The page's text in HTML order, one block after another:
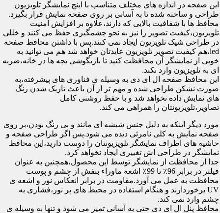
این صفحه در اندازه های مختلف متناسب با اینچ نمایشگر تلویزیون
طراحی و ساخته شده تا به آسانی بر روی صفحه نمایش قرار بگیرد.
محافظ ها با شفافیت بالایی که دارند،علاوه بر افزایش امنیت
تلویزیون،کیفیت تصویر را نیز به نحو چشمگیری حفظ می کنند و خللی
در طراحی شیک تلویزیون ایجاد نمی کنند.پس با داشتن محافظ صفحه
led،هم کیفیت تصویر تلویزیون عایدتان خواهد شد هم می توانید به
خوبی از نمایشگر آن محافظت کنید تا بازیگوشی بچه ها در خانه،ضربه
ای به تلویزیون وارد نکند.
این محافظ صفحه ال ای دی به وسیله ی فناوری های پیشرفته،به
صورت نشکن طراحی شده و مهم تر از آن باعث تاریک شدن رنگ
های نمایش داده نخواهد شد و با حفظ روشنی کامل
تصاویر،تلویزیونتان را همراهی می کند.
مورد دیگر اینکه به دلیل جنس شیشه ای مانند و بی رنگ بودن،بر روی
صفحه نمایش به کلی نامرئی دیده می شود.پس اگر طراحی صفحه و
حاشیه های اطراف نمایشگر تلویزیونتان را دوست دارید،این محافظ
نمایشگر در طراحی اش تغییری ایجاد نخواهد کرد.
جدا از محافظت از نمایشگر توسط این محصول،همچنین به عنوان
فیلتر در برابر 96٪ تا 99٪ اشعه ماوراء بنفش از چشم و پوست
محافظت به عمل می آورد.مقاومت در برابر انعکاس نور و اشعه ی
UV برخوردارند و هنگام استفاده در محیط های پر نور،فشاری به
چشم وارد نمی کند.
محافظ پنل ال ای دی حتی به آسانی تمیز می شود و تنها به وسیله ی